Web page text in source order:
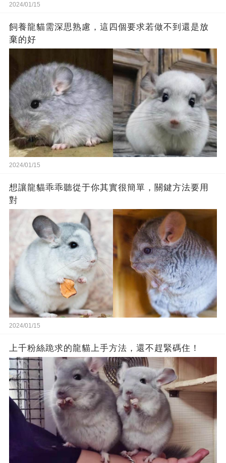
2024/01/15
飼養龍貓需深思熟慮，這四個要求若做不到還是放
棄的好
2024/01/15
想讓龍貓乖乖聽從于你其實很簡單，關鍵方法要用
對
2024/01/15
上千粉絲跪求的龍貓上手方法，還不趕緊碼住！